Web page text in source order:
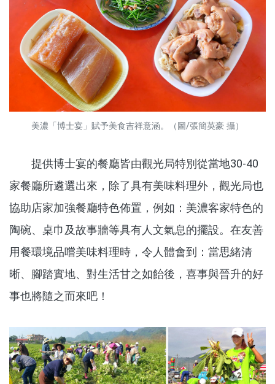
美濃「博士宴」賦予美食吉祥意涵。（圖/張簡英豪 攝）
提供博士宴的餐廳皆由觀光局特別從當地30-40
家餐廳所遴選出來，除了具有美味料理外，觀光局也
協助店家加強餐廳特色佈置，例如：美濃客家特色的
陶碗、桌巾及故事牆等具有人文氣息的擺設。在友善
用餐環境品嚐美味料理時，令人體會到：當思緒清
晰、腳踏實地、對生活甘之如飴後，喜事與晉升的好
事也將隨之而來吧！